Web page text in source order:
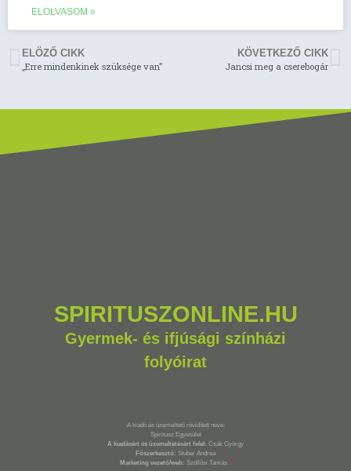
ELOLVASOM »
ELÖZŐ CIKK
„Erre mindenkinek szüksége van”
KÖVETKEZŐ CIKK
Jancsi meg a cserebogár
SPIRITUSZONLINE.HU
Gyermek- és ifjúsági színházi
folyóirat
A kiadó és üzemeltető rövidített neve:
Spiritusz Egyesület
A kiadásért és üzemeltetésért felel: Csák György
Főszerkesztő: Stuber Andrea
Marketing vezető/web: Szöllősi Tamás *